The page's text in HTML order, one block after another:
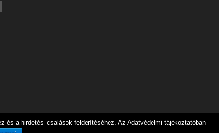
és a hirdetési csalások felderítéséhez. Az Adatvédelmi tájékoztatóban